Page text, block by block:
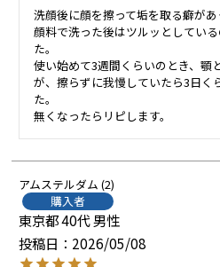
洗顔後に顔を擦って垢を取る癖が
顔料で洗った後はツルッとしてい
た。
使い始めて3週間くらいのとき、顎
が、擦らずに我慢していたら3日く
た。
無くなったらリピします。
アムステルダム 2
購入者
東京都40代男性
投稿日
2026/05/08